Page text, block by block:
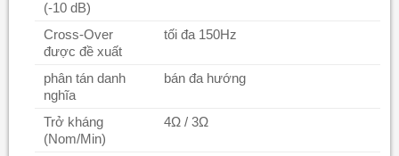
(-10 dB)
Cross-Over
được đề xuất
tối đa 150Hz
phân tán danh
nghĩa
bán đa hướng
Trở kháng
(Nom/Min)
4Ω / 3Ω